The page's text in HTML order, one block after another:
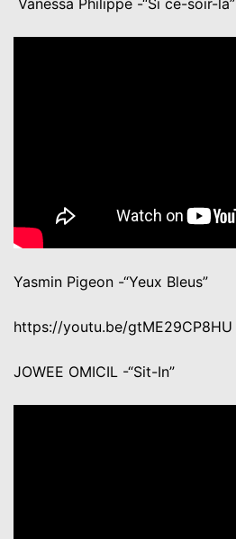
Yasmin Pigeon -“Yeux Bleus”
https://youtu.be/gtME29CP8HU
JOWEE OMICIL -“Sit-In”